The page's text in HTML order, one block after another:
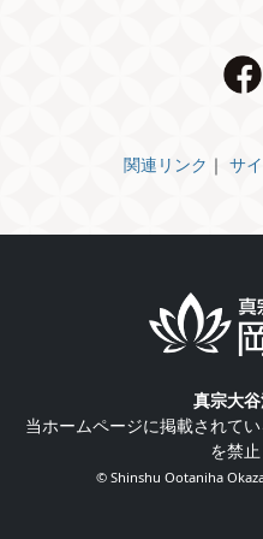
関連リンク ｜ サ
真宗大
当ホームページに掲載されて
を禁止
© Shinshu Ootaniha